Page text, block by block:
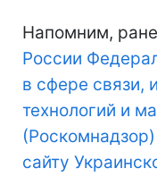
Напомним,
России
в сфере связи,
технологий и
сайту